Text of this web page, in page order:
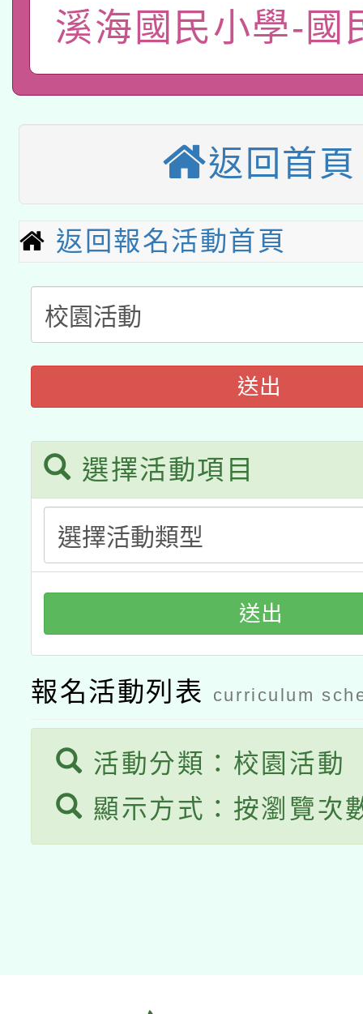
心」，鼓勵退休同仁踴
案。
招甄選結果公告(無人
招)
適應運動共學行動站研
暨閱讀推動專業研習
科技賦能─人工智慧
A3數位素養講師名單
本校115學年度第1次
第3次招考甄選結果公
本校115學年度第2次
次招考甄選結果公告(
有關原住民族委員會
公告之原住民族歲時祭
一案。
兒童少年暑期犯罪預防
答一案
有關本府115年70歲以
人員健康講座「吃得安
心」，鼓勵退休同仁踴
案。
本校115學年度第2次
招)
本館辦理115年度閱讀
暨閱讀推動專業研習
科技賦能─人工智慧
礎課程
A3數位素養講師名單
溪海國民小學-國
返回首頁
返回報名活動首頁
送出
選擇活動項目
送出
報名活動列表 curriculum
活動分類：校園活動
顯示方式：按瀏覽次